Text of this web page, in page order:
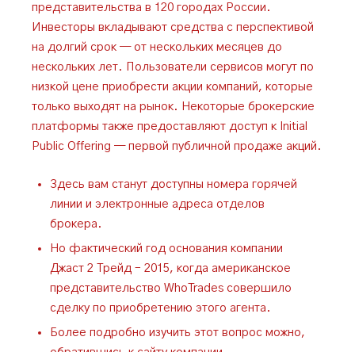
представительства в 120 городах России.
Инвесторы вкладывают средства с перспективой
на долгий срок — от нескольких месяцев до
нескольких лет. Пользователи сервисов могут по
низкой цене приобрести акции компаний, которые
только выходят на рынок. Некоторые брокерские
платформы также предоставляют доступ к Initial
Public Offering — первой публичной продаже акций.
Здесь вам станут доступны номера горячей
линии и электронные адреса отделов
брокера.
Но фактический год основания компании
Джаст 2 Трейд – 2015, когда американское
представительство WhoTrades совершило
сделку по приобретению этого агента.
Более подробно изучить этот вопрос можно,